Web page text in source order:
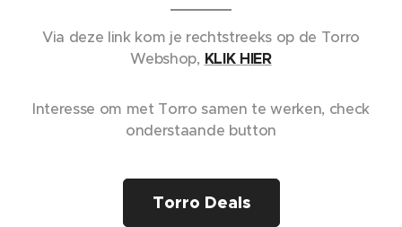
Via deze link kom je rechtstreeks op de Torro
Webshop, KLIK HIER
Interesse om met Torro samen te werken, check
onderstaande button
Torro Deals